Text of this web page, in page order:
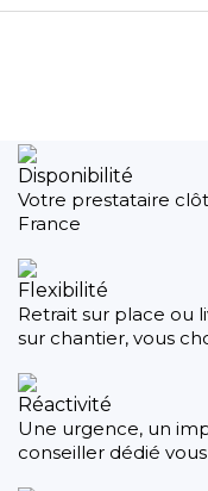
Disponibilité
Votre prestataire
France
Flexibilité
Retrait sur place ou
sur chantier, vous
Réactivité
Une urgence, un
conseiller dédié